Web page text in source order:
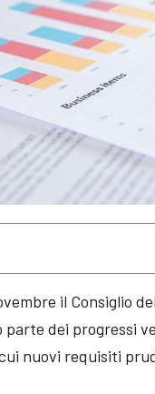
il Consiglio
dei progressi
nuovi requisiti